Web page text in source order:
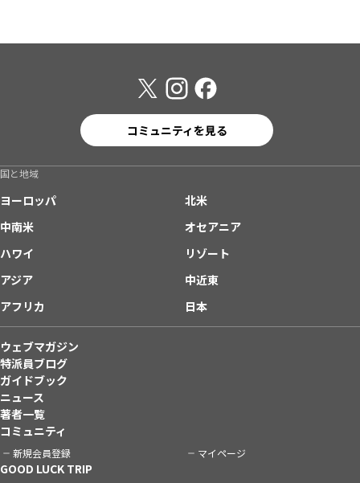
コミュニティを見る
国と地域
ヨーロッパ
北米
中南米
オセアニア
ハワイ
リゾート
アジア
中近東
アフリカ
日本
ウェブマガジン
特派員ブログ
ガイドブック
ニュース
著者一覧
コミュニティ
新規会員登録 マイページ
GOOD LUCK TRIP